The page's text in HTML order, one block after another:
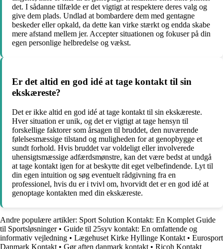
det. I sådanne tilfælde er det vigtigt at respektere deres valg og
give dem plads. Undlad at bombardere dem med gentagne
beskeder eller opkald, da dette kan virke stærkt og endda skabe
mere afstand mellem jer. Accepter situationen og fokuser på din
egen personlige helbredelse og vækst.
Er det altid en god idé at tage kontakt til sin
ekskæreste?
Det er ikke altid en god idé at tage kontakt til sin ekskæreste.
Hver situation er unik, og det er vigtigt at tage hensyn til
forskellige faktorer som årsagen til bruddet, den nuværende
følelsesmæssige tilstand og muligheden for at genopbygge et
sundt forhold. Hvis bruddet var voldeligt eller involverede
uhensigtsmæssige adfærdsmønstre, kan det være bedst at undgå
at tage kontakt igen for at beskytte dit eget velbefindende. Lyt til
din egen intuition og søg eventuelt rådgivning fra en
professionel, hvis du er i tvivl om, hvorvidt det er en god idé at
genoptage kontakten med din ekskæreste.
Andre populære artikler: Sport Solution Kontakt: En Komplet Guide
til Sportsløsninger• Guide til 25syv kontakt: En omfattende og
informativ vejledning • Lægehuset Kirke Hyllinge Kontakt • Eurosport
Danmark Kontakt • Gør aften danmark kontakt • Ricoh Kontakt